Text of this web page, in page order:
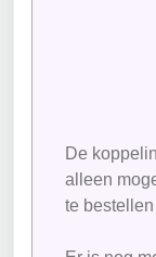
De
alleen
te